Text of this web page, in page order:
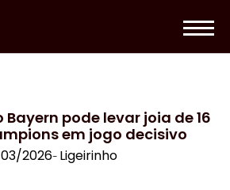
Bayern pode levar joia de 16
em jogo decisivo
2026- Ligeirinho